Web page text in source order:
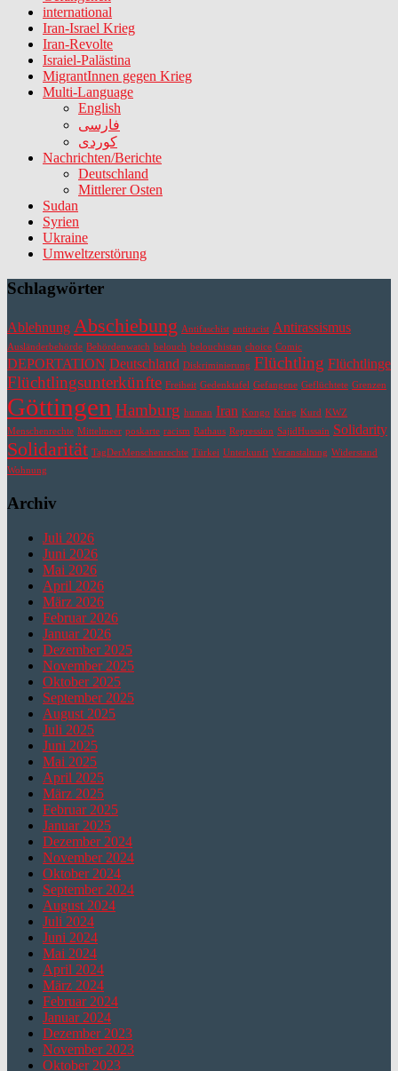
international
Iran-Israel Krieg
Iran-Revolte
Israiel-Palästina
MigrantInnen gegen Krieg
Multi-Language
English
فارسی
کوردی
Nachrichten/Berichte
Deutschland
Mittlerer Osten
Sudan
Syrien
Ukraine
Umweltzerstörung
Schlagwörter
Ablehnung Abschiebung Antifaschist antiracist Antirassismus
Ausländerbehörde Behördenwatch belouch belouchistan choice Comic
DEPORTATION Deutschland Diskriminierung Flüchtling Flüchtlinge
Flüchtlingsunterkünfte Freiheit Gedenktafel Gefangene Geflüchtete Grenzen
Göttingen Hamburg human Iran Kongo Krieg Kurd KWZ
Menschenrechte Mittelmeer poskarte racism Rathaus Repression SajidHussain Solidarity
Solidarität TagDerMenschenrechte Türkei Unterkunft Veranstaltung Widerstand
Wohnung
Archiv
Juli 2026
Juni 2026
Mai 2026
April 2026
März 2026
Februar 2026
Januar 2026
Dezember 2025
November 2025
Oktober 2025
September 2025
August 2025
Juli 2025
Juni 2025
Mai 2025
April 2025
März 2025
Februar 2025
Januar 2025
Dezember 2024
November 2024
Oktober 2024
September 2024
August 2024
Juli 2024
Juni 2024
Mai 2024
April 2024
März 2024
Februar 2024
Januar 2024
Dezember 2023
November 2023
Oktober 2023